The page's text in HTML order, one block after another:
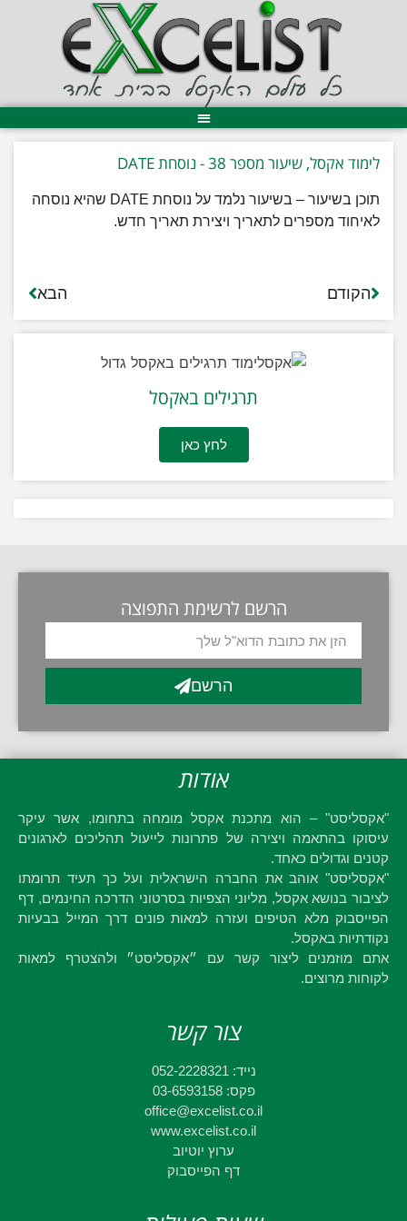
לימוד אקסל, שיעור מספר 38 - נוסחת DATE
תוכן בשיעור – בשיעור נלמד על נוסחת DATE שהיא נוסחה
לאיחוד מספרים לתאריך ויצירת תאריך חדש.
הקודם הבא
תרגילים באקסל
לחץ כאן
הרשם לרשימת התפוצה
הרשם
אודות
"אקסליסט" – הוא מתכנת אקסל מומחה בתחומו, אשר עיקר
עיסוקו בהתאמה ויצירה של פתרונות לייעול תהליכים לארגונים
קטנים וגדולים כאחד.
"אקסליסט" אוהב את החברה הישראלית ועל כך תעיד תרומתו
לציבור בנושא אקסל, מליוני הצפיות בסרטוני הדרכה החינמים, דף
הפייסבוק מלא הטיפים ועזרה למאות פונים דרך המייל בבעיות
נקודתיות באקסל.
אתם מוזמנים ליצור קשר עם ״אקסליסט״ ולהצטרף למאות
לקוחות מרוצים.
צור קשר
נייד: 052-2228321
פקס: 03-6593158
office@excelist.co.il
www.excelist.co.il
ערוץ יוטיוב
דף הפייסבוק